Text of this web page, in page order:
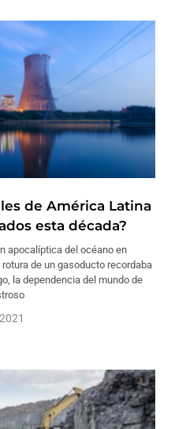
de América Latina
esta década?
apocalíptica del océano en
de un gasoducto recordaba
la dependencia del mundo de